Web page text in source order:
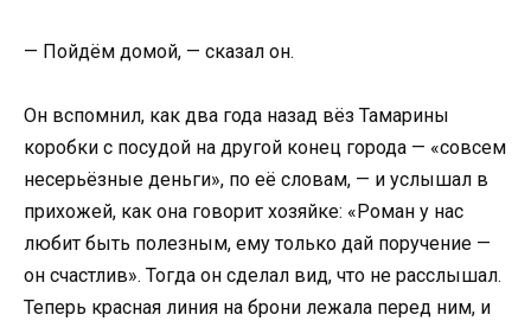
— Пойдём домой, — сказал он.
Он вспомнил, как два года назад вёз Тамарины
коробки с посудой на другой конец города — «совсем
несерьёзные деньги», по её словам, — и услышал в
прихожей, как она говорит хозяйке: «Роман у нас
любит быть полезным, ему только дай поручение —
он счастлив». Тогда он сделал вид, что не расслышал.
Теперь красная линия на брони лежала перед ним, и